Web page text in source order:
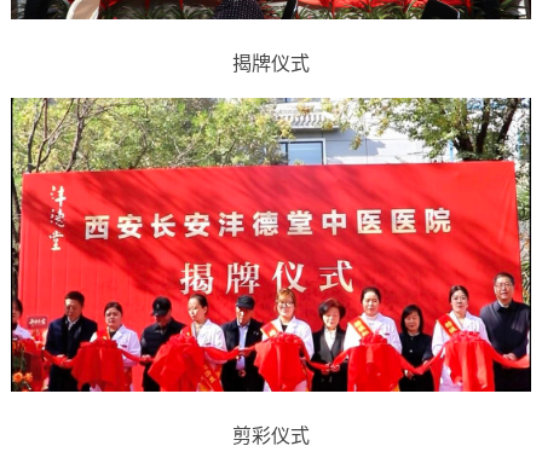
揭牌仪式
剪彩仪式